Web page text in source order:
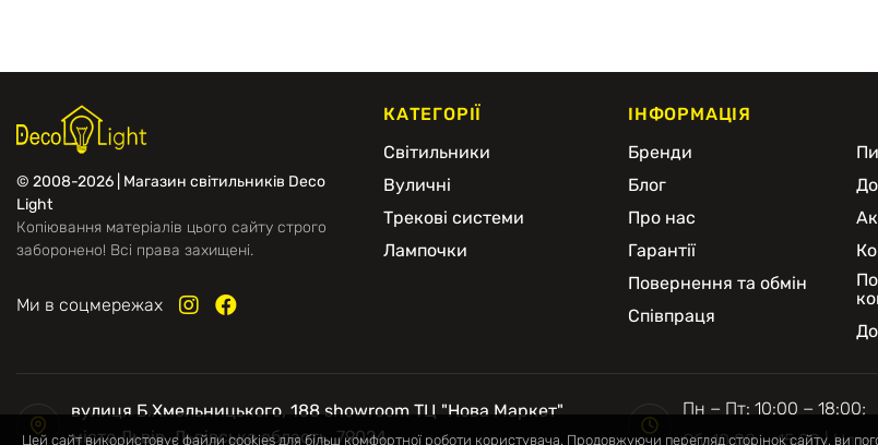
© 2008-2026 | Магазин світильників Deco
Light
Копіювання матеріалів цього сайту строго
заборонено! Всі права захищені.
Ми в соцмережах
КАТЕГОРІЇ
Світильники
Вуличні
Трекові системи
Лампочки
ІНФОРМАЦІЯ
Бренди
Блог
Про нас
Гарантії
Повернення та обмін
Співпраця
вулиця Б.Хмельницького, 188 showroom ТЦ "Нова Маркет"
місто Львів, Львівська область, 79024
Пн − Пт: 10:00 − 18:00;
Сб: 10:00 — 15:00 | Нд: −
Цей сайт використовує файли cookies для більш комфортної роботи користувача. Продовжуючи перегляд сторінок сайту, ви